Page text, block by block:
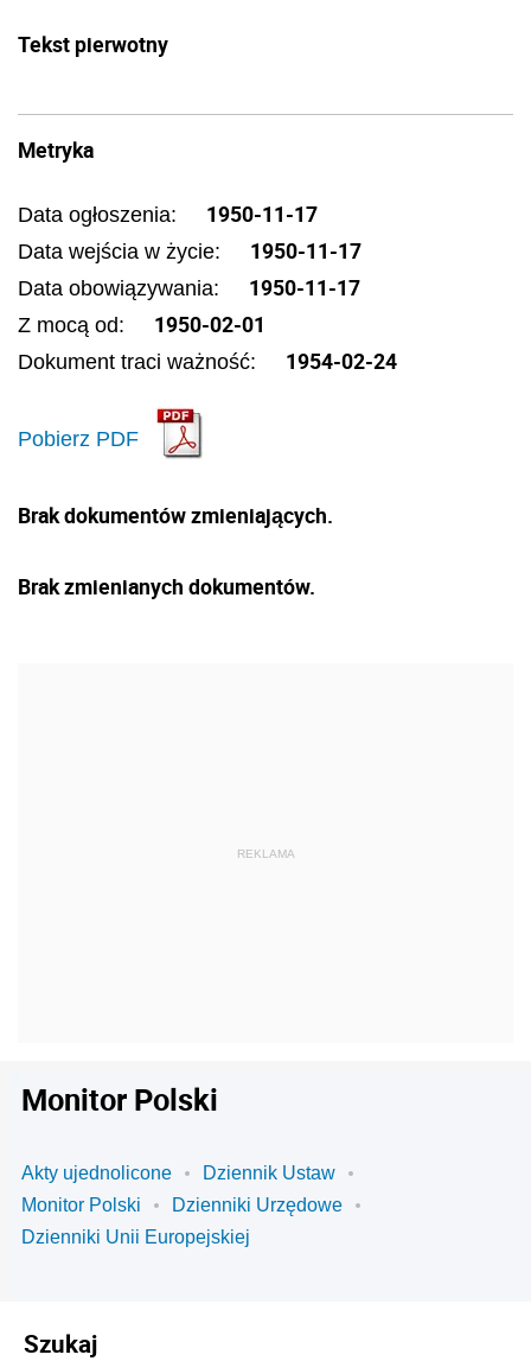
Tekst pierwotny
Metryka
Data ogłoszenia: 1950-11-17
Data wejścia w życie: 1950-11-17
Data obowiązywania: 1950-11-17
Z mocą od: 1950-02-01
Dokument traci ważność: 1954-02-24
Pobierz PDF
Brak dokumentów zmieniających.
Brak zmienianych dokumentów.
Monitor Polski
Akty ujednolicone
Dziennik Ustaw
Monitor Polski
Dzienniki Urzędowe
Dzienniki Unii Europejskiej
Szukaj